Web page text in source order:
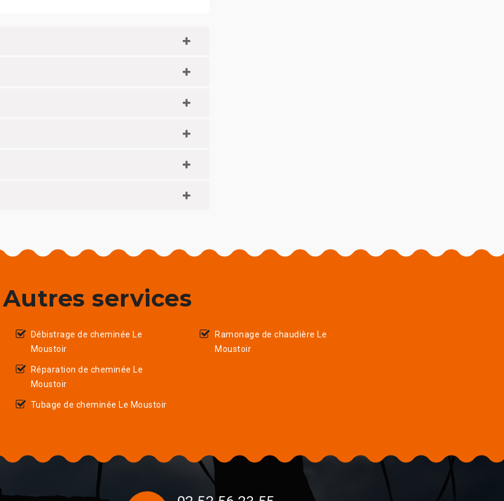
Autres services
Débistrage de cheminée Le
Moustoir
Réparation de cheminée Le
Moustoir
Tubage de cheminée Le Moustoir
Ramonage de chaudière Le
Moustoir